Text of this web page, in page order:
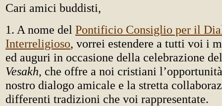
Cari amici buddisti,
1. A nome del Pontificio Consiglio per il
Interreligioso, vorrei estendere a tutti voi i
ed auguri in occasione della celebrazione
Vesakh, che offre a noi cristiani
nostro dialogo amicale e la stretta
differenti tradizioni che voi rappresentate.